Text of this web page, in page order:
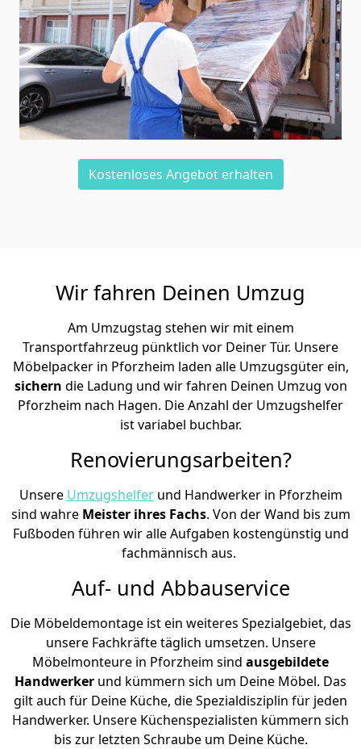
Kostenloses Angebot erhalten
Wir fahren Deinen Umzug
Am Umzugstag stehen wir mit einem
Transportfahrzeug pünktlich vor Deiner Tür. Unsere
Möbelpacker in Pforzheim laden alle Umzugsgüter ein,
sichern die Ladung und wir fahren Deinen Umzug von
Pforzheim nach Hagen. Die Anzahl der Umzugshelfer
ist variabel buchbar.
Renovierungsarbeiten?
Unsere Umzugshelferund Handwerker in Pforzheim
sind wahre Meister ihres Fachs. Von der Wand bis zum
Fußboden führen wir alle Aufgaben kostengünstig und
fachmännisch aus.
Auf- und Abbauservice
Die Möbeldemontage ist ein weiteres Spezialgebiet, das
unsere Fachkräfte täglich umsetzen. Unsere
Möbelmonteure in Pforzheim sind ausgebildete
Handwerker und kümmern sich um Deine Möbel. Das
gilt auch für Deine Küche, die Spezialdisziplin für jeden
Handwerker. Unsere Küchenspezialisten kümmern sich
bis zur letzten Schraube um Deine Küche.